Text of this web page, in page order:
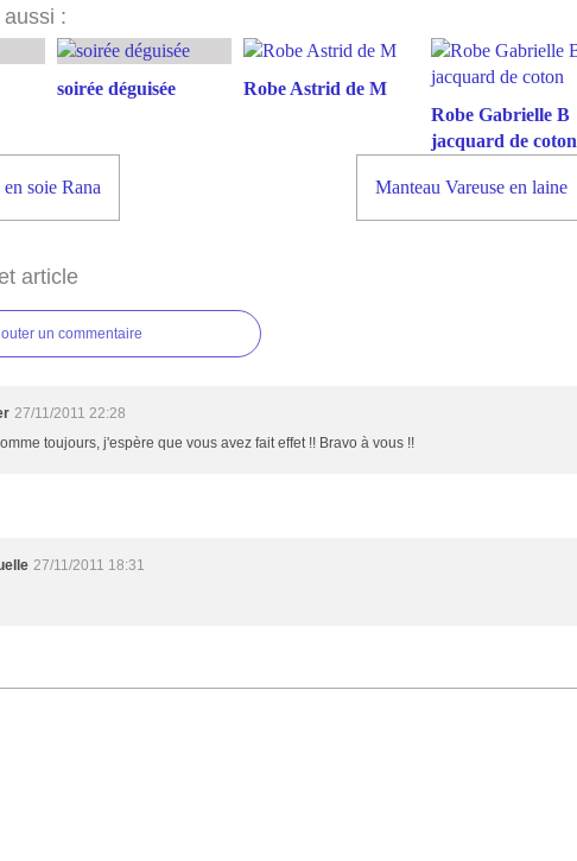
:
soirée déguisée
Robe Astrid de M
Robe Gabrielle B
jacquard de coton
soie Rana Manteau Vareuse en laine
article
un commentaire
27/11/2011 22:28
toujours, j'espère que vous avez fait effet !! Bravo à vous !!
27/11/2011 18:31